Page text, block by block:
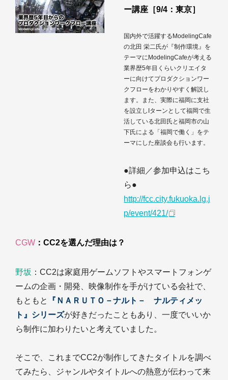
ー講座［9/4：東京］
国内外で活躍するModelingCafe
の北田 栄二氏が『制作環境』を
テーマにModelingCafeが考える
業界歴5年目くらいクリエイタ
ーに向けてプロダクションワー
クフローをわかりやすく解説し
ます。また、実際に福岡に支社
を設立しIターンとして福岡で生
活している北田氏と福岡市の山
下氏による「福岡で働く」をテ
ーマにした座談会も行います。
●詳細／参加申込はこち
ら●
http://fcc.city.fukuoka.lg.j
p/event/421/
CGW ：CC2を選んだ理由は？
野坂 ：CC2は家庭用ゲームソフトやスマートフォンゲ
ームの企画・開発、映像制作を手がけている会社で、
もともと
『ＮＡＲＵＴＯ－ナルト－ ナルティメッ
ト』シリーズが好きだったこともあり、一度でいいか
ら制作に加わりたいと考えていました。
そこで、これまでCC2が制作してきたタイトルを調べ
てみたら、ジャンルやタイトルへの熱意が伝わって来